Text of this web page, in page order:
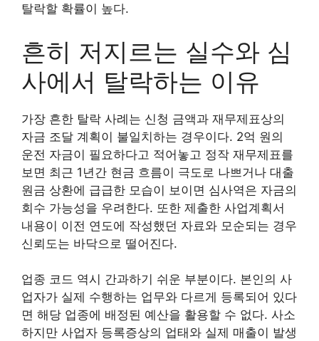
탈락할 확률이 높다.
흔히 저지르는 실수와 심
사에서 탈락하는 이유
가장 흔한 탈락 사례는 신청 금액과 재무제표상의
자금 조달 계획이 불일치하는 경우이다. 2억 원의
운전 자금이 필요하다고 적어놓고 정작 재무제표를
보면 최근 1년간 현금 흐름이 극도로 나쁘거나 대출
원금 상환에 급급한 모습이 보이면 심사역은 자금의
회수 가능성을 우려한다. 또한 제출한 사업계획서
내용이 이전 연도에 작성했던 자료와 모순되는 경우
신뢰도는 바닥으로 떨어진다.
업종 코드 역시 간과하기 쉬운 부분이다. 본인의 사
업자가 실제 수행하는 업무와 다르게 등록되어 있다
면 해당 업종에 배정된 예산을 활용할 수 없다. 사소
하지만 사업자 등록증상의 업태와 실제 매출이 발생